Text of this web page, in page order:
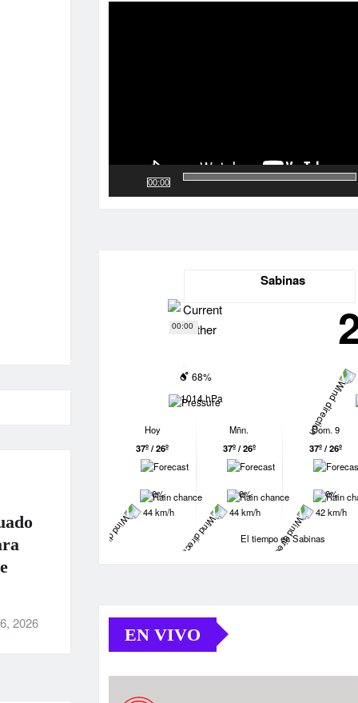
2026
00:00
00:00
Sabinas
68%
1014 hPa
Hoy
37º / 26º
0%
44 km/h
Mñn.
37º / 26º
0%
44 km/h
Dom. 9
37º / 26º
0%
42 km/h
El tiempo en Sabinas
EN VIVO